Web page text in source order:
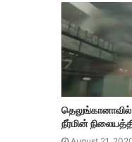
நீர்மின்